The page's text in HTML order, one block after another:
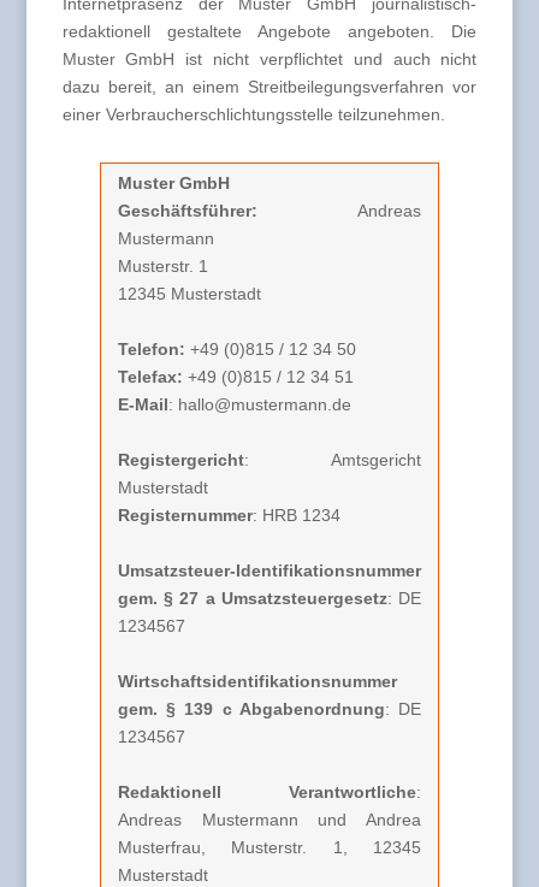
Internetpräsenz der Muster GmbH journalistisch-
redaktionell gestaltete Angebote angeboten. Die
Muster GmbH ist nicht verpflichtet und auch nicht
dazu bereit, an einem Streitbeilegungsverfahren vor
einer Verbraucherschlichtungsstelle teilzunehmen.
Muster GmbH
Geschäftsführer:Andreas
Mustermann
Musterstr. 1
12345 Musterstadt
Telefon: +49 (0)815 / 12 34 50
Telefax: +49 (0)815 / 12 34 51
E-Mail: hallo@mustermann.de
Registergericht: Amtsgericht
Musterstadt
Registernummer: HRB 1234
Umsatzsteuer-Identifikationsnummer
gem. § 27 a Umsatzsteuergesetz: DE
1234567
Wirtschaftsidentifikationsnummer
gem. § 139 c Abgabenordnung: DE
1234567
Redaktionell Verantwortliche:
Andreas Mustermann und Andrea
Musterfrau, Musterstr. 1, 12345
Musterstadt